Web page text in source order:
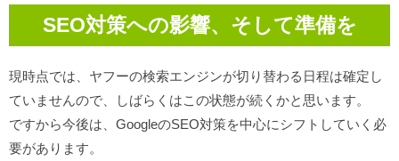
SEO対策への影響、そして準備を
現時点では、ヤフーの検索エンジンが切り替わる日程は確定し
ていませんので、しばらくはこの状態が続くかと思います。
ですから今後は、GoogleのSEO対策を中心にシフトしていく必
要があります。